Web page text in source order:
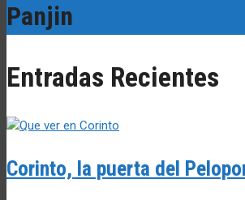
Panjin
Entradas Recientes
Corinto, la puerta del